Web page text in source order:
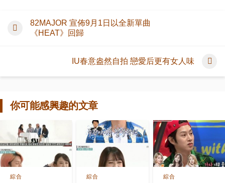
82MAJOR 宣佈9月1日以全新單曲
《HEAT》回歸
IU春意盎然自拍 戀愛后更有女人味
你可能感興趣的文章
綜合 綜合 綜合